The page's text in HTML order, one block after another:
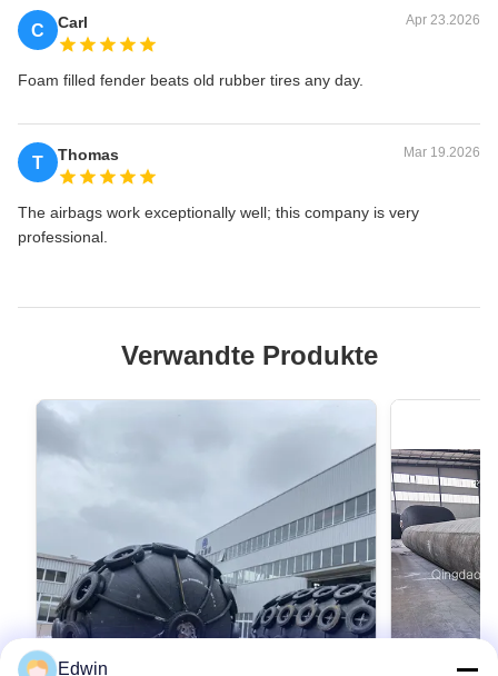
C Carl Apr 23.2026
Foam filled fender beats old rubber tires any day.
T Thomas Mar 19.2026
The airbags work exceptionally well; this company is very
professional.
Verwandte Produkte
Edwin